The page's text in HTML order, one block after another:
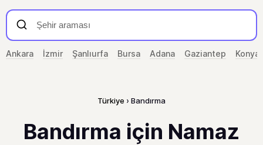
Ankara İzmir Şanlıurfa Bursa Adana Gaziantep Konya
Türkiye Bandırma
Bandırma için Namaz